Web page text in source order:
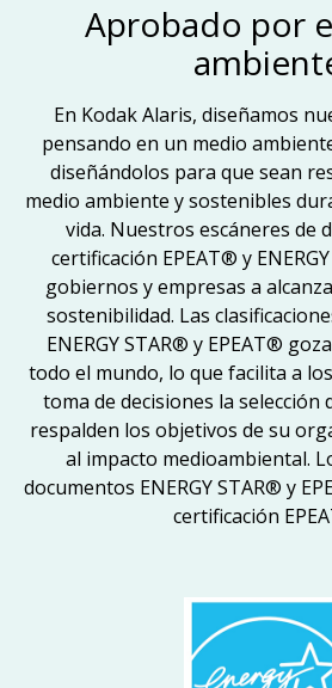
Aprobado por
En Kodak Alaris, diseñamos
pensando en un medio
diseñándolos para que sean
medio ambiente y sostenibles
vida. Nuestros escáneres de
certificación EPEAT® y
gobiernos y empresas a
sostenibilidad. Las
ENERGY STAR® y EPEAT®
todo el mundo, lo que facilita a
toma de decisiones la selección
respalden los objetivos de su
al impacto medioambiental.
documentos ENERGY STAR® y
certificación